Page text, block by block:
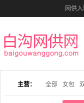
网供
收藏本
主营： 全部 女包